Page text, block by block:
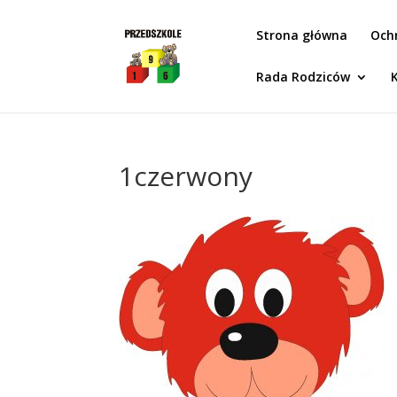
Strona główna
Rada Rodziców
1czerwony